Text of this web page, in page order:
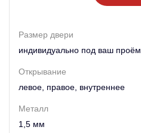
Размер двери
индивидуально под ваш проём
Открывание
левое, правое, внутреннее
Металл
1,5 мм